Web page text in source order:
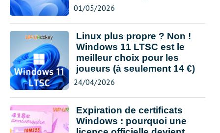
01/05/2026
Linux plus propre ? Non !
Windows 11 LTSC est le
meilleur choix pour les
joueurs (à seulement 14 €)
24/04/2026
Expiration de certificats
Windows : pourquoi une